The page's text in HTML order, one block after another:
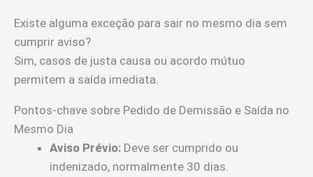
Existe alguma exceção para sair no mesmo dia sem
cumprir aviso?
Sim, casos de justa causa ou acordo mútuo
permitem a saída imediata.
Pontos-chave sobre Pedido de Demissão e Saída no
Mesmo Dia
Aviso Prévio: Deve ser cumprido ou
indenizado, normalmente 30 dias.